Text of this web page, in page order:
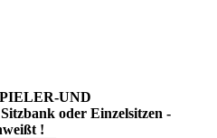
UND
oder Einzelsitzen -
!